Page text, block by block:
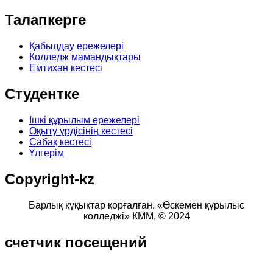
Талапкерге
Қабылдау ережелері
Колледж мамандықтары
Емтихан кестесі
Студентке
Ішкі құрылым ережелері
Оқыту үрдісінің кестесі
Сабақ кестесі
Үлгерім
Copyright-kz
Барлық құқықтар қорғалған. «Өскемен құрылыс
колледжі» КММ, © 2024
счетчик посещений